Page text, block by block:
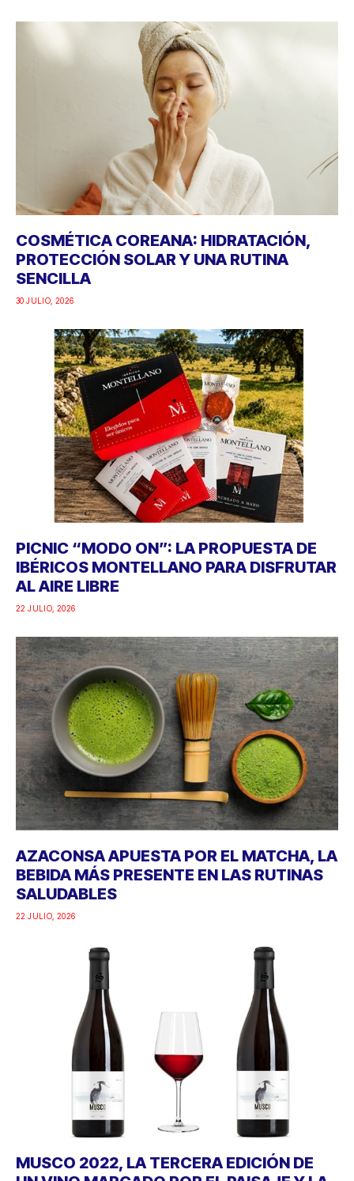
COSMÉTICA COREANA: HIDRATACIÓN,
PROTECCIÓN SOLAR Y UNA RUTINA
SENCILLA
30 JULIO, 2026
PICNIC “MODO ON”: LA PROPUESTA DE
IBÉRICOS MONTELLANO PARA DISFRUTAR
AL AIRE LIBRE
22 JULIO, 2026
AZACONSA APUESTA POR EL MATCHA, LA
BEBIDA MÁS PRESENTE EN LAS RUTINAS
SALUDABLES
22 JULIO, 2026
MUSCO 2022, LA TERCERA EDICIÓN DE